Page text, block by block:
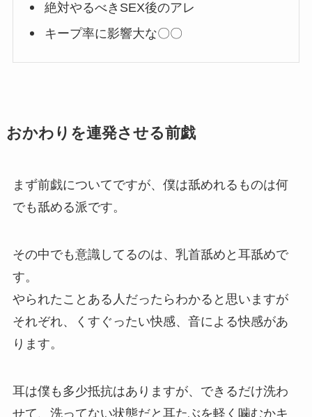
絶対やるべきSEX後のアレ
キープ率に影響大な〇〇
おかわりを連発させる前戯
まず前戯についてですが、僕は舐めれるものは何
でも舐める派です。
その中でも意識してるのは、乳首舐めと耳舐めで
す。
やられたことある人だったらわかると思いますが
それぞれ、くすぐったい快感、音による快感があ
ります。
耳は僕も多少抵抗はありますが、できるだけ洗わ
せて、洗ってない状態だと耳たぶを軽く噛むかキ